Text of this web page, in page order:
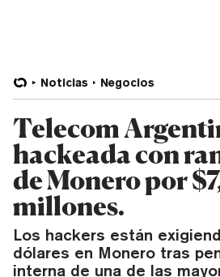
Noticias Negocios
Telecom
hackeada con
de Monero por
millones.
Los hackers están
dólares en Monero tras
interna de una de las